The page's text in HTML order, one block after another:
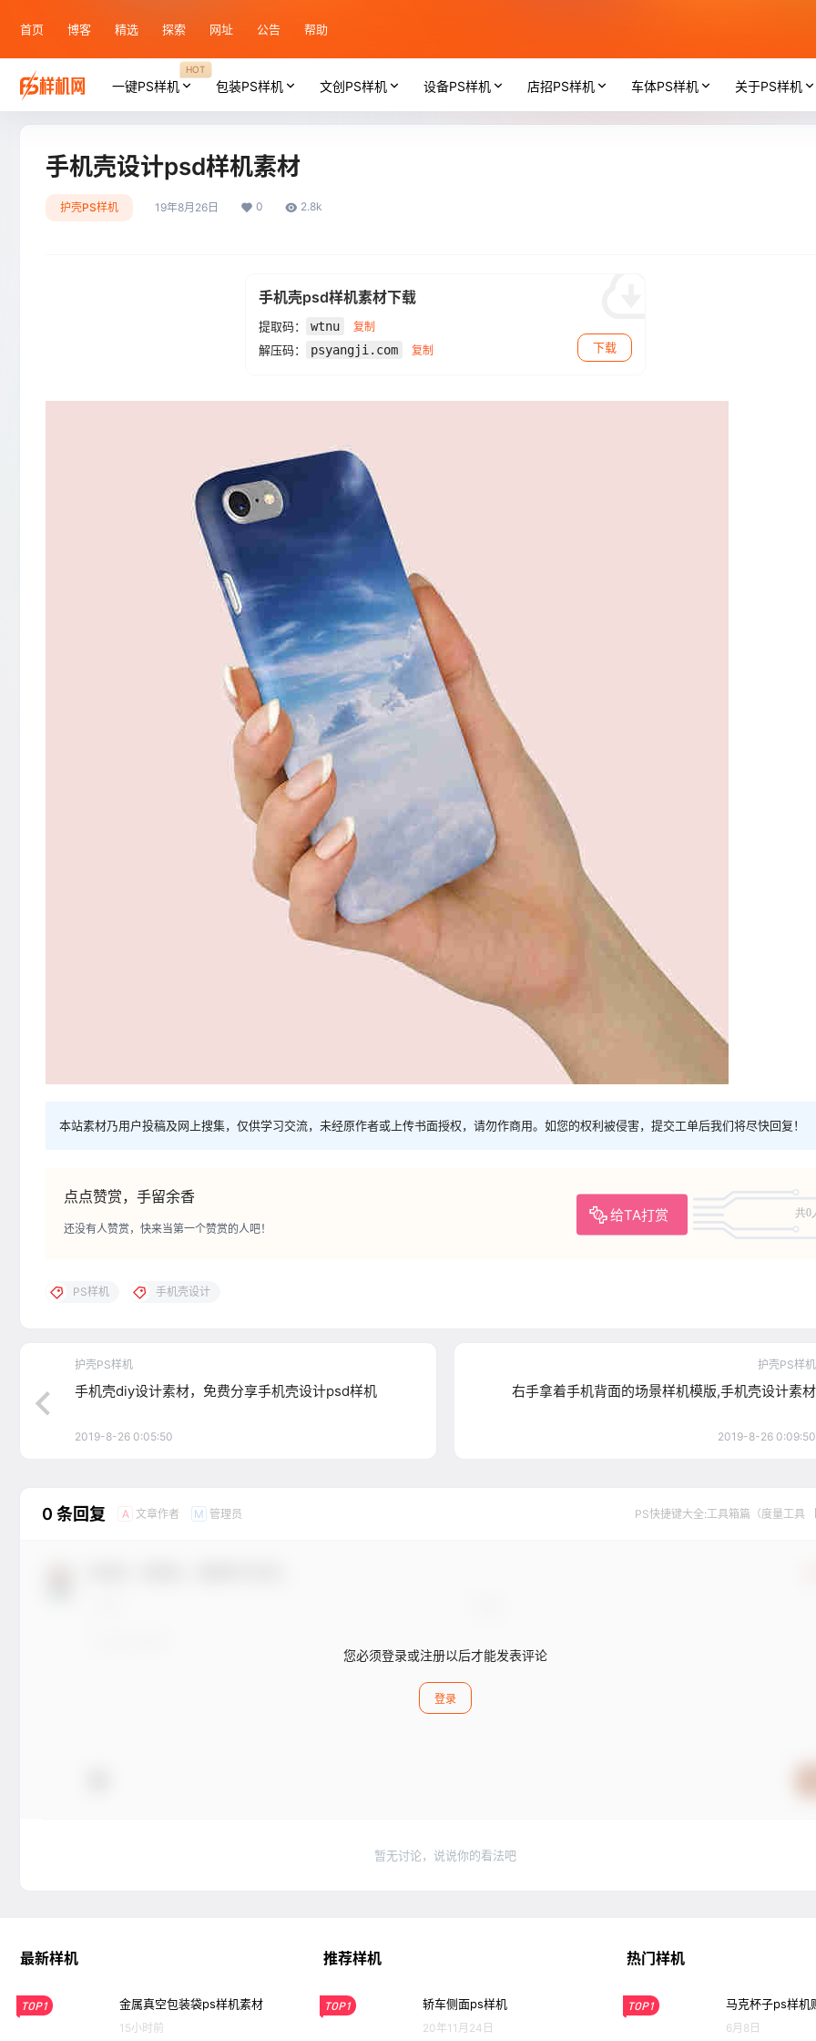
首页 博客 精选 探索 网址 公告 帮助
一键PS样机
HOT
包装PS样机 文创PS样机 设备PS样机 店招PS样机 车体PS样机 关于PS样机
手机壳设计psd样机素材
护壳PS样机 19年8月26日 0 2.8k
手机壳psd样机素材下载
提取码： wtnu 复制
解压码： psyangji.com 复制 下载
本站素材乃用户投稿及网上搜集，仅供学习交流，未经原作者或上传书面授权，请勿作商用。如您的权利被侵害，提交工单后我们将尽快回复！
点点赞赏，手留余香
给TA打赏 共0
还没有人赞赏，快来当第一个赞赏的人吧！
PS样机 手机壳设计
护壳PS样机
手机壳diy设计素材，免费分享手机壳设计psd样机
2019-8-26 0:05:50
护壳PS样机
右手拿着手机背面的场景样机模版,手机壳设计素材
2019-8-26 0:09:50
0 条回复 A 文章作者 M 管理员 PS快捷键大全:工具箱篇（度量工具 【
您必须登录或注册以后才能发表评论
登录
暂无讨论，说说你的看法吧
最新样机
TOP1 金属真空包装袋ps样机素材
15小时前
推荐样机
TOP1 轿车侧面ps样机
20年11月24日
热门样机
TOP1 马克杯子ps样机
6月8日